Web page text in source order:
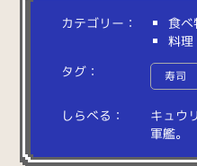
カテゴリー：
食べ
料理
タグ：
寿司
しらべる： キュ ウ リ
軍艦。